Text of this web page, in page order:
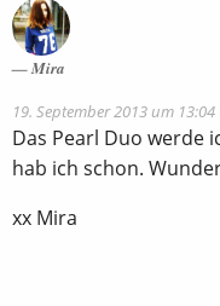
Mira
19. September 2013 um
Das Pearl Duo werde
hab ich schon.
xx Mira